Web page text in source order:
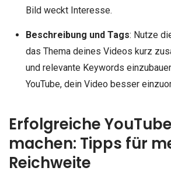
Bild weckt Interesse.
Beschreibung und Tags: Nutze
das Thema deines Videos kurz
und relevante Keywords
YouTube, dein Video besser
Erfolgreiche
machen: Tipps für
Reichweite